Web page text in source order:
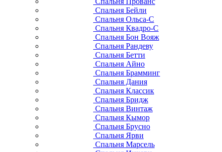
Спальня Бейли
Спальня Ольса-С
Спальня Квадро-С
Спальня Бон Вояж
Спальня Рандеву
Спальня Бетти
Спальня Айно
Спальня Брамминг
Спальня Дания
Спальня Классик
Спальня Бридж
Спальня Винтаж
Спальня Кымор
Спальня Брусно
Спальня Ярви
Спальня Марсель